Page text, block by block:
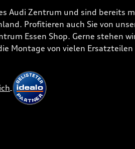
Audi Zentrum und sind bereits
Profitieren auch Sie von
Essen Shop. Gerne stehen
Montage von vielen